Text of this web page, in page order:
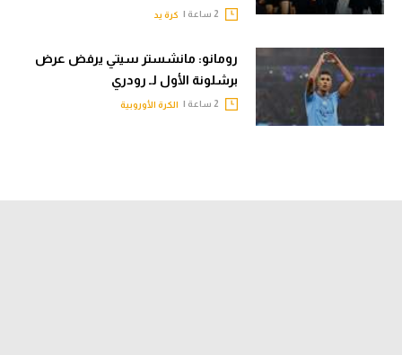
كرة يد
رومانو: مانشستر سيتي يرفض عرض
برشلونة الأول لـ رودري
الكرة الأوروبية